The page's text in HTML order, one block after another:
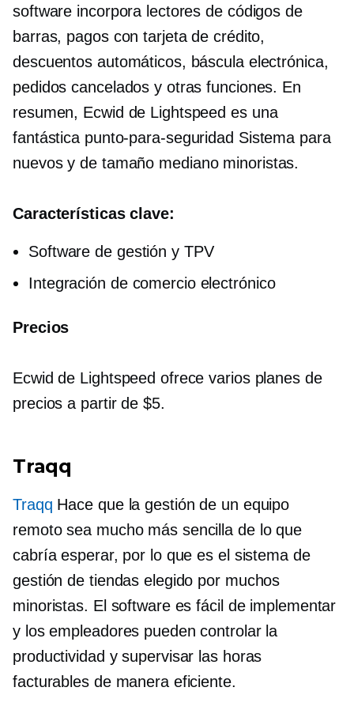
software incorpora lectores de códigos de
barras, pagos con tarjeta de crédito,
descuentos automáticos, báscula electrónica,
pedidos cancelados y otras funciones. En
resumen, Ecwid de Lightspeed es una
fantástica punto-para-seguridad Sistema para
nuevos yde tamaño medianominoristas.
Características clave:
Software de gestión y TPV
Integración de comercio electrónico
Precios
Ecwid de Lightspeed ofrece varios planes de
precios a partir de $5.
Traqq
Traqq Hace que la gestión de un equipo
remoto sea mucho más sencilla de lo que
cabría esperar, por lo que es el sistema de
gestión de tiendas elegido por muchos
minoristas. El software es fácil de implementar
y los empleadores pueden controlar la
productividad y supervisar las horas
facturables de manera eficiente.